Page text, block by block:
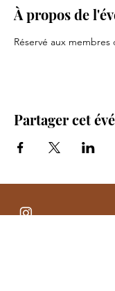
À propos de
Réservé aux membres
Partager cet